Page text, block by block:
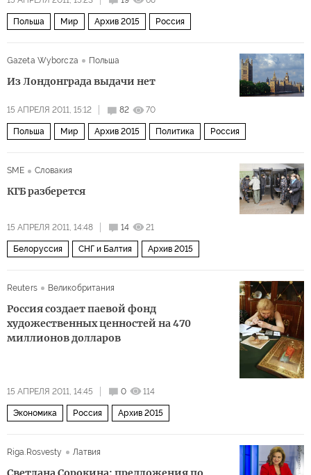
Польша Мир Архив 2015 Россия
Gazeta Wyborcza Польша
Из Лондонграда выдачи нет
15 АПРЕЛЯ 2011, 15:12 82 70
Польша Мир Архив 2015 Политика Россия
SME Словакия
КГБ разберется
15 АПРЕЛЯ 2011, 14:48 14 21
Белоруссия СНГ и Балтия Архив 2015
Reuters Великобритания
Россия создает паевой фонд
художественных ценностей на 470
миллионов долларов
15 АПРЕЛЯ 2011, 14:45 0 114
Экономика Россия Архив 2015
Riga.Rosvesty Латвия